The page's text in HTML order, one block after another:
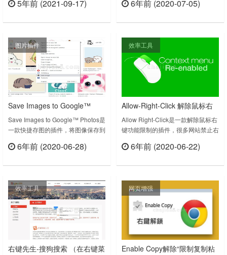
鼠标右键选择内容进行复制，急着需
解决问题了。SuperCopy 就是这样
的一款插件，它支持：针对百度做了
优化，百度搜索、百度网盘、百度文
库等不同产品区别对待。每次启用插
件对单个产品的所有……
5年前 (2021-09-17)
件，安装后，打开之前不能正常复制
websitesEnable copy and right-
click on sites that blocked
them#……
6年前 (2020-07-05)
图片插件
Save Images to Google™
Photos将图像保存到Google™
相册
Save Images to Google™ Photos是
一款快捷存图的插件，将图像保存到
击，选择save image即可。您是否
存到Google相册中？ 安装我们的软
件“将图像保存到Google™照片”后，
您现在就可以这样做该软件易于使
用，涉……
6年前 (2020-06-28)
效率工具
Allow-Right-Click 解除鼠标右
键功能
Allow Right-Click是一款解除鼠标右
键功能限制的插件，很多网站禁止右
容，假装保护其内容。这个插件可以
context menu on sites that
overrides it.This extensi……
6年前 (2020-06-22)
效率工具
右键先生-搜狗搜索 （在右键菜
网页增强
Enable Copy解除“限制复制粘